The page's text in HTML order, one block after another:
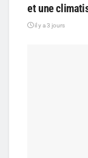
et une
il y a 3 jours